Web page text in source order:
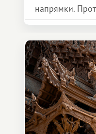
напрямки.
обмінної
який здатний
інший формат